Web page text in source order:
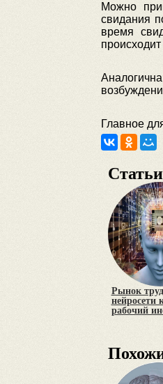
Можно
свидания
время
Главное
Рынок
нейросети
рабочий